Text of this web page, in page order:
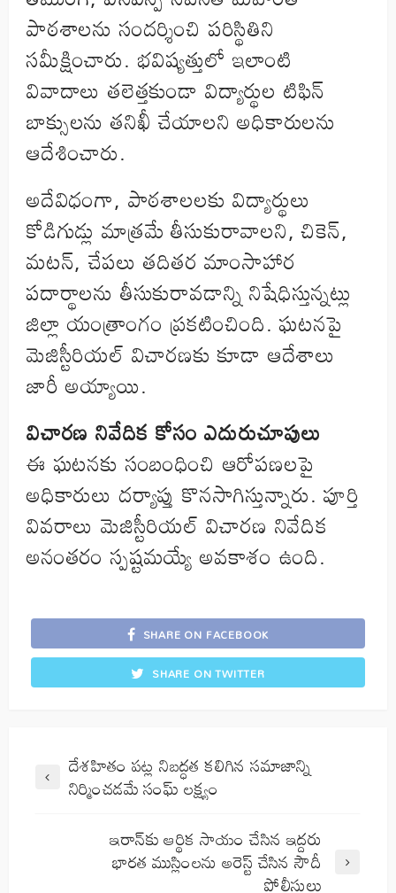
పాఠశాలను సందర్శించి పరిస్థితిని
సమీక్షించారు. భవిష్యత్తులో ఇలాంటి
వివాదాలు తలెత్తకుండా విద్యార్థుల టిఫిన్
బాక్సులను తనిఖీ చేయాలని అధికారులను
ఆదేశించారు.
అదేవిధంగా, పాఠశాలలకు విద్యార్థులు
కోడిగుడ్లు మాత్రమే తీసుకురావాలని, చికెన్,
మటన్, చేపలు తదితర మాంసాహార
పదార్థాలను తీసుకురావడాన్ని నిషేధిస్తున్నట్లు
జిల్లా యంత్రాంగం ప్రకటించింది. ఘటనపై
మెజిస్టీరియల్ విచారణకు కూడా ఆదేశాలు
జారీ అయ్యాయి.
విచారణ నివేదిక కోసం ఎదురుచూపులు
ఈ ఘటనకు సంబంధించి ఆరోపణలపై
అధికారులు దర్యాప్తు కొనసాగిస్తున్నారు. పూర్తి
వివరాలు మెజిస్టీరియల్ విచారణ నివేదిక
అనంతరం స్పష్టమయ్యే అవకాశం ఉంది.
SHARE ON FACEBOOK
SHARE ON TWITTER
దేశహితం పట్ల నిబద్ధత కలిగిన సమాజాన్ని
నిర్మించడమే సంఘ్ లక్ష్యం
ఇరాన్‌కు ఆర్థిక సాయం చేసిన ఇద్దరు
భారత ముస్లింలను అరెస్ట్ చేసిన సౌదీ
పోలీసులు